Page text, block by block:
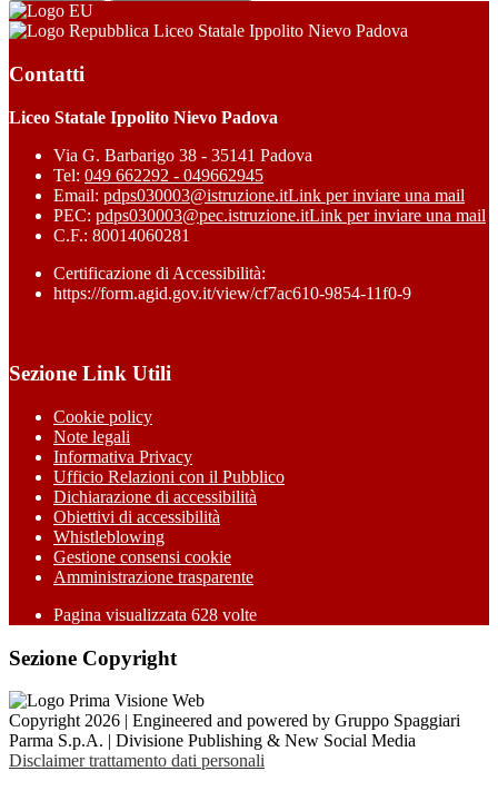
Liceo Statale Ippolito Nievo Padova
Contatti
Liceo Statale Ippolito Nievo Padova
Via G. Barbarigo 38 - 35141 Padova
Tel: 049 662292 - 049662945
Email: pdps030003@istruzione.itLink per inviare una mail
PEC: pdps030003@pec.istruzione.itLink per inviare una mail
C.F.: 80014060281
Certificazione di Accessibilità:
https://form.agid.gov.it/view/cf7ac610-9854-11f0-9
Sezione Link Utili
Cookie policy
Note legali
Informativa Privacy
Ufficio Relazioni con il Pubblico
Dichiarazione di accessibilità
Obiettivi di accessibilità
Whistleblowing
Gestione consensi cookie
Amministrazione trasparente
Pagina visualizzata 628 volte
Sezione Copyright
Copyright 2026 | Engineered and powered by Gruppo Spaggiari
Parma S.p.A. | Divisione Publishing & New Social Media
Disclaimer trattamento dati personali